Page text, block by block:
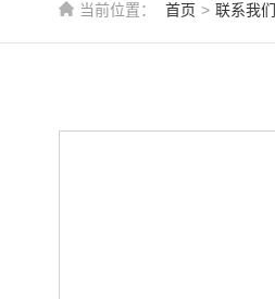
当前位置： 首页 > 联系我们